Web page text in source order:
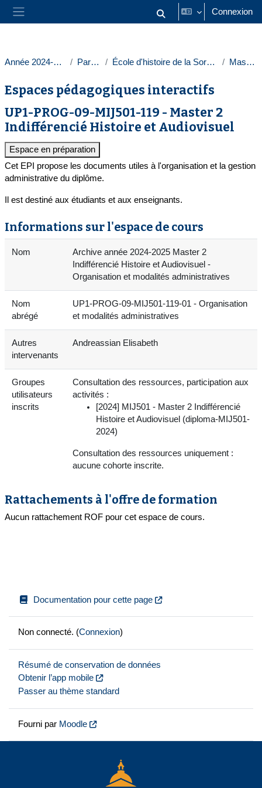
Passer au contenu principal
Panneau latéral Activer/désactiver la saisie
Connexion
Année 2024-2025 Paris 1 École d'histoire de la Sorbonne Masters
Espaces pédagogiques interactifs
UP1-PROG-09-MIJ501-119 - Master 2
Indifférencié Histoire et Audiovisuel
Espace en préparation
Cet EPI propose les documents utiles à l'organisation et la gestion
administrative du diplôme.
Il est destiné aux étudiants et aux enseignants.
Informations sur l'espace de cours
Nom
Archive année 2024-2025 Master 2
Indifférencié Histoire et Audiovisuel -
Organisation et modalités administratives
Nom
abrégé
UP1-PROG-09-MIJ501-119-01 - Organisation
et modalités administratives
Autres
intervenants
Andreassian Elisabeth
Groupes
utilisateurs
inscrits
Consultation des ressources, participation aux
activités :
[2024] MIJ501 - Master 2 Indifférencié
Histoire et Audiovisuel (diploma-MIJ501-
2024)
Consultation des ressources uniquement :
aucune cohorte inscrite.
Rattachements à l'offre de formation
Aucun rattachement ROF pour cet espace de cours.
Documentation pour cette page
Non connecté. (Connexion)
Résumé de conservation de données
Obtenir l’app mobile
Passer au thème standard
Fourni par Moodle